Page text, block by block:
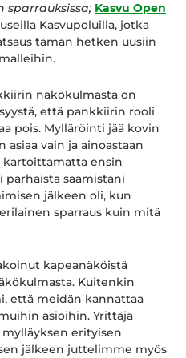
sparrauksissa; Kasvu Open
Kasvupoluilla, jotka
tämän hetken uusiin
näkökulmasta on
että pankkiirin rooli
pois. Mylläröinti jää kovin
asiaa vain ja ainoastaan
kartoittamatta ensin
parhaista saamistani
jälkeen oli, kun
sparraus kuin mitä
kapeanäköistä
Kuitenkin
että meidän kannattaa
asioihin. Yrittäjä
erityisen
jälkeen juttelimme myös